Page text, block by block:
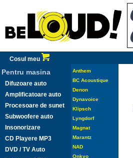
Cosul meu
Pentru masina
Difuzoare auto
Amplificatoare auto
Procesoare de sunet
Subwoofere auto
Insonorizare
CD Playere MP3
DVD / TV Auto
Anthem
BC Acoustique
Denon
Dynavoice
Klipsch
Lyngdorf
Magnat
Marantz
NAD
Onkyo